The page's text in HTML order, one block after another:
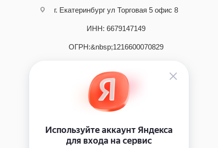
г. Екатеринбург ул Торговая 5 офис 8
ИНН: 6679147149
ОГРН:&nbsp;1216600070829
2026 © интернет - магазин инструмента